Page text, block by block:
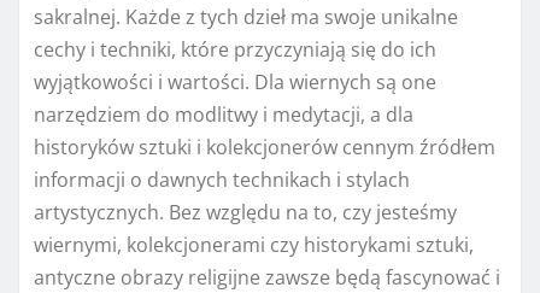
sakralnej. Każde z tych dzieł ma swoje unikalne
cechy i techniki, które przyczyniają się do ich
wyjątkowości i wartości. Dla wiernych są one
narzędziem do modlitwy i medytacji, a dla
historyków sztuki i kolekcjonerów cennym źródłem
informacji o dawnych technikach i stylach
artystycznych. Bez względu na to, czy jesteśmy
wiernymi, kolekcjonerami czy historykami sztuki,
antyczne obrazy religijne zawsze będą fascynować i